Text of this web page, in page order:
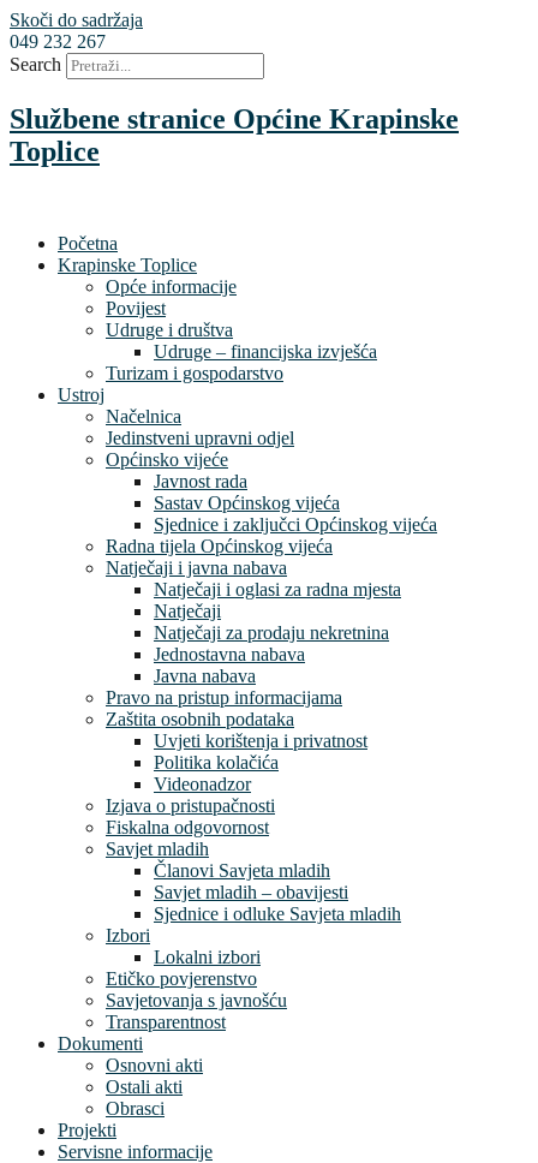
Skoči do sadržaja
049 232 267
Search
Službene stranice Općine Krapinske
Toplice
Početna
Krapinske Toplice
Opće informacije
Povijest
Udruge i društva
Udruge – financijska izvješća
Turizam i gospodarstvo
Ustroj
Načelnica
Jedinstveni upravni odjel
Općinsko vijeće
Javnost rada
Sastav Općinskog vijeća
Sjednice i zaključci Općinskog vijeća
Radna tijela Općinskog vijeća
Natječaji i javna nabava
Natječaji i oglasi za radna mjesta
Natječaji
Natječaji za prodaju nekretnina
Jednostavna nabava
Javna nabava
Pravo na pristup informacijama
Zaštita osobnih podataka
Uvjeti korištenja i privatnost
Politika kolačića
Videonadzor
Izjava o pristupačnosti
Fiskalna odgovornost
Savjet mladih
Članovi Savjeta mladih
Savjet mladih – obavijesti
Sjednice i odluke Savjeta mladih
Izbori
Lokalni izbori
Etičko povjerenstvo
Savjetovanja s javnošću
Transparentnost
Dokumenti
Osnovni akti
Ostali akti
Obrasci
Projekti
Servisne informacije